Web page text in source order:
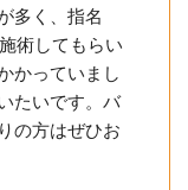
多く、指名
術してもらい
かっていまし
たいです。バ
の方はぜひお